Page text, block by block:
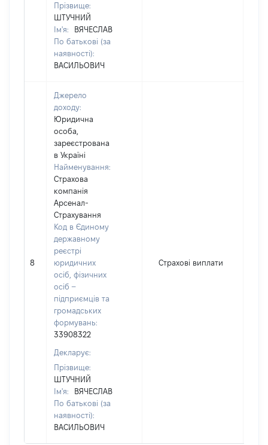
Прізвище:
ШТУЧНИЙ
Ім'я:
ВЯЧЕСЛАВ
По батькові (за
наявності):
ВАСИЛЬОВИЧ
8
Джерело
доходу:
Юридична
особа,
зареєстрована
в Україні
Найменування:
Страхова
компанія
Арсенал-
Страхування
Код в Єдиному
державному
реєстрі
юридичних
осіб, фізичних
осіб –
підприємців та
громадських
формувань:
33908322
Декларує:
Прізвище:
ШТУЧНИЙ
Ім'я:
ВЯЧЕСЛАВ
По батькові (за
наявності):
ВАСИЛЬОВИЧ
Страхові виплати